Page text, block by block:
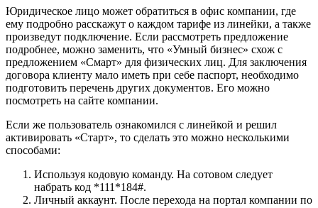
Юридическое лицо может обратиться в офис компании, где
ему подробно расскажут о каждом тарифе из линейки, а также
произведут подключение. Если рассмотреть предложение
подробнее, можно заменить, что «Умный бизнес» схож с
предложением «Смарт» для физических лиц. Для заключения
договора клиенту мало иметь при себе паспорт, необходимо
подготовить перечень других документов. Его можно
посмотреть на сайте компании.
Если же пользователь ознакомился с линейкой и решил
активировать «Старт», то сделать это можно несколькими
способами:
Используя кодовую команду. На сотовом следует
набрать код *111*184#.
Личный аккаунт. После перехода на портал компании по